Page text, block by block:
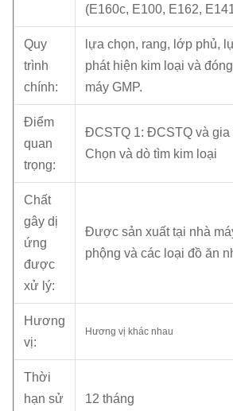
(E160c, E100, E162,
Quy
trình
chính:
lựa chọn, rang, lớp phủ,
phát hiện kim loại và
máy GMP.
Điểm
quan
trọng:
ĐCSTQ 1: ĐCSTQ và gia
Chọn và dò tìm kim loại
Chất
gây dị
ứng
được
xử lý:
Được sản xuất tại nhà
phộng và các loại đồ ăn
Hương
vị:
Hương vị khác nhau
Thời
hạn sử
12 tháng